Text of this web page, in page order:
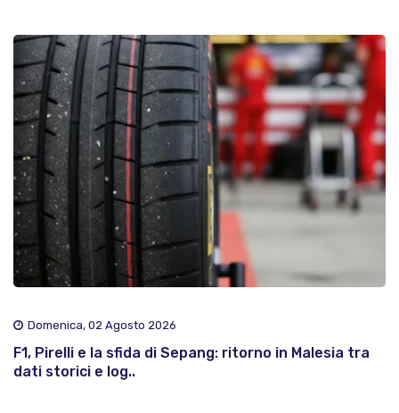
Domenica, 02 Agosto 2026
F1, Pirelli e la sfida di Sepang: ritorno in Malesia tra
dati storici e log..